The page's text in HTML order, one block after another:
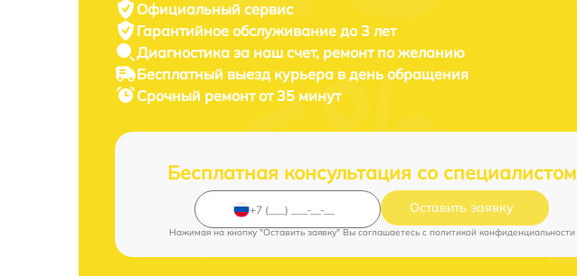
Официальный сервис
Гарантийное обслуживание до 3 лет
Диагностика за наш счет, ремонт по желанию
Бесплатный выезд курьера в день обращения
Срочный ремонтот 35 минут
Бесплатная консультация со специалистом
Оставить заявку
Нажимая на кнопку "Оставить заявку" Вы соглашаетесь c политикой конфиденциальности